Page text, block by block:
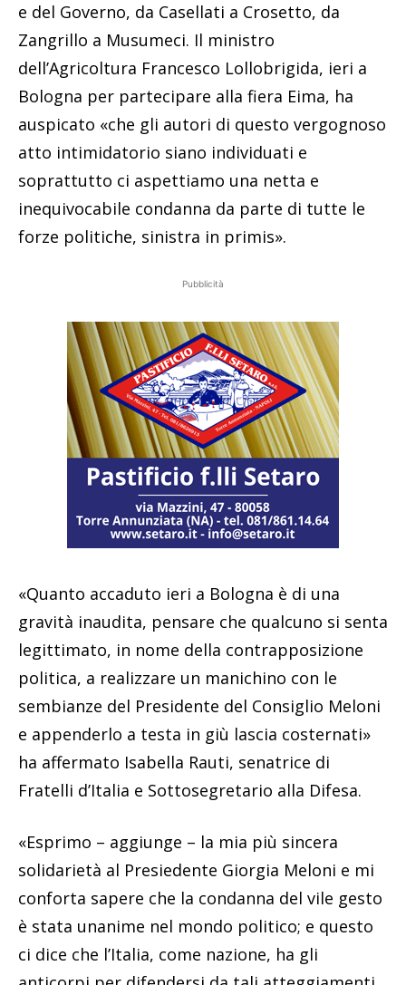
e del Governo, da Casellati a Crosetto, da
Zangrillo a Musumeci. Il ministro
dell’Agricoltura Francesco Lollobrigida, ieri a
Bologna per partecipare alla fiera Eima, ha
auspicato «che gli autori di questo vergognoso
atto intimidatorio siano individuati e
soprattutto ci aspettiamo una netta e
inequivocabile condanna da parte di tutte le
forze politiche, sinistra in primis».
Pubblicità
«Quanto accaduto ieri a Bologna è di una
gravità inaudita, pensare che qualcuno si senta
legittimato, in nome della contrapposizione
politica, a realizzare un manichino con le
sembianze del Presidente del Consiglio Meloni
e appenderlo a testa in giù lascia costernati»
ha affermato Isabella Rauti, senatrice di
Fratelli d’Italia e Sottosegretario alla Difesa.
«Esprimo – aggiunge – la mia più sincera
solidarietà al Presiedente Giorgia Meloni e mi
conforta sapere che la condanna del vile gesto
è stata unanime nel mondo politico; e questo
ci dice che l’Italia, come nazione, ha gli